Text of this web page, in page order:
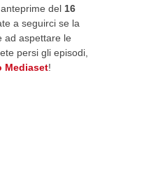
del 16
a seguirci se la
ad aspettare le
persi gli episodi,
Mediaset!